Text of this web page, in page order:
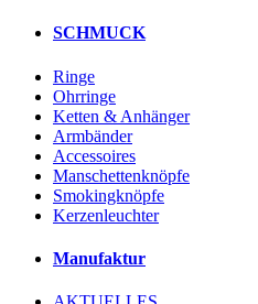
SCHMUCK
Ringe
Ohrringe
Ketten & Anhänger
Armbänder
Accessoires
Manschettenknöpfe
Smokingknöpfe
Kerzenleuchter
Manufaktur